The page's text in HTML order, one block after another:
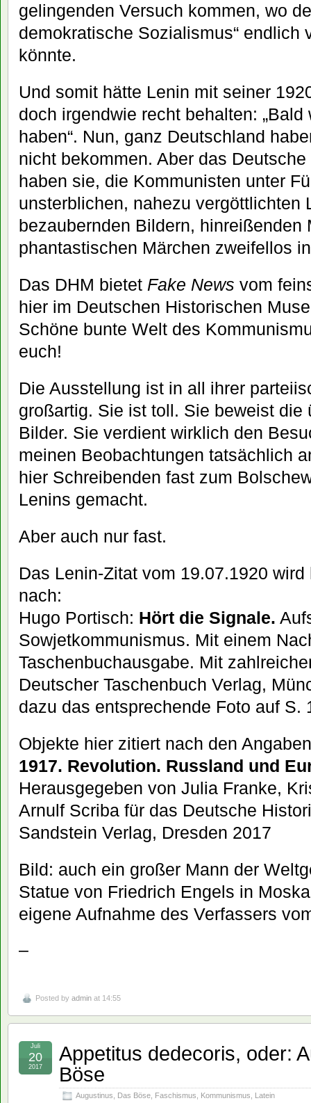
gelingenden Versuch kommen, wo
demokratische Sozialismus“ endlich
könnte.
Und somit hätte Lenin mit seiner
doch irgendwie recht behalten:
haben“. Nun, ganz Deutschland
nicht bekommen. Aber das
haben sie, die Kommunisten unter
unsterblichen, nahezu vergöttlichten
bezaubernden Bildern, hinreißenden
phantastischen Märchen zweifellos
Das DHM bietet Fake News vom
hier im Deutschen Historischen
Schöne bunte Welt des
euch!
Die Ausstellung ist in all ihrer
großartig. Sie ist toll. Sie beweist die
Bilder. Sie verdient wirklich den
meinen Beobachtungen tatsächlich
hier Schreibenden fast zum
Lenins gemacht.
Aber auch nur fast.
Das Lenin-Zitat vom 19.07.1920
nach:
Hugo Portisch: Hört die Signale.
Sowjetkommunismus. Mit einem
Taschenbuchausgabe. Mit
Deutscher Taschenbuch Verlag,
dazu das entsprechende Foto auf S.
Objekte hier zitiert nach den
1917. Revolution. Russland und
Herausgegeben von Julia Franke,
Arnulf Scriba für das Deutsche
Sandstein Verlag, Dresden 2017
Bild: auch ein großer Mann der
Statue von Friedrich Engels in
eigene Aufnahme des Verfassers
–
Posted by admin at 14:55
Appetitus dedecoris, oder:
Böse
Augustinus Das Böse Faschismus Kommunismus Latein
Juli
20
2017